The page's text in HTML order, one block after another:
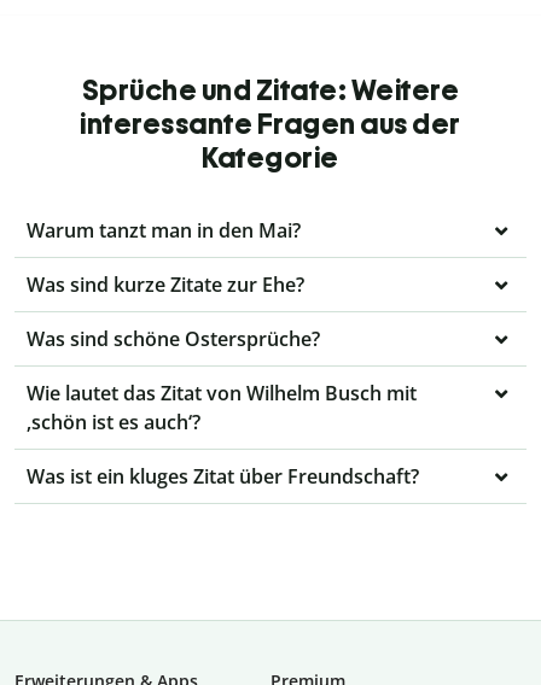
Sprüche und Zitate: Weitere
interessante Fragen aus der
Kategorie
Warum tanzt man in den Mai?
Was sind kurze Zitate zur Ehe?
Was sind schöne Ostersprüche?
Wie lautet das Zitat von Wilhelm Busch mit
‚schön ist es auch‘?
Was ist ein kluges Zitat über Freundschaft?